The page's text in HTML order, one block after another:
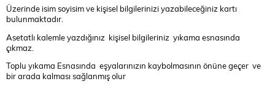
Üzerinde isim soyisim ve kişisel bilgilerinizi yazabileceğiniz kartı
bulunmaktadır.
Asetatlı kalemle yazdığınız kişisel bilgileriniz yıkama esnasında
çıkmaz.
Toplu yıkama Esnasında eşyalarınızın kaybolmasının önüne geçer ve
bir arada kalması sağlanmış olur